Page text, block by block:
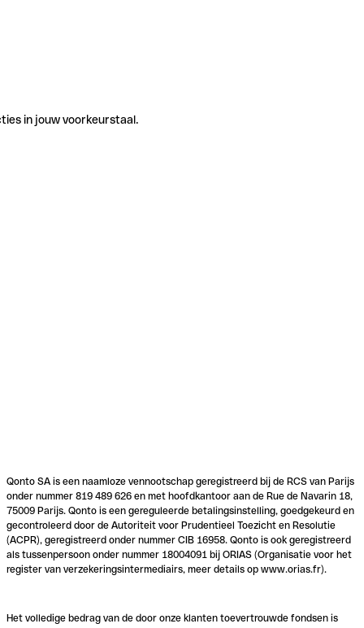
in jouw voorkeurstaal.
Qonto SA is een naamloze vennootschap geregistreerd bij de RCS van Parijs
onder nummer 819 489 626 en met hoofdkantoor aan de Rue de Navarin 18,
75009 Parijs. Qonto is een gereguleerde betalingsinstelling, goedgekeurd en
gecontroleerd door de Autoriteit voor Prudentieel Toezicht en Resolutie
(ACPR), geregistreerd onder nummer CIB 16958. Qonto is ook geregistreerd
als tussenpersoon onder nummer 18004091 bij ORIAS (Organisatie voor het
register van verzekeringsintermediairs, meer details op www.orias.fr).
Het volledige bedrag van de door onze klanten toevertrouwde fondsen is